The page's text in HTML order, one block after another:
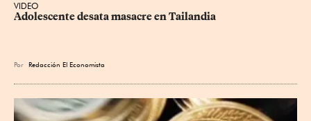
VIDEO
Adolescente desata masacre en Tailandia
Por Redacción El Economista